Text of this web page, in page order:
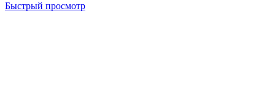
Быстрый просмотр